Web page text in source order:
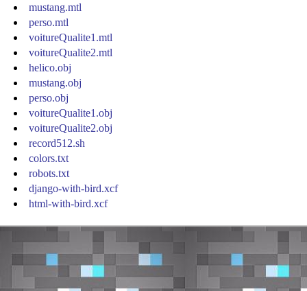
mustang.mtl
perso.mtl
voitureQualite1.mtl
voitureQualite2.mtl
helico.obj
mustang.obj
perso.obj
voitureQualite1.obj
voitureQualite2.obj
record512.sh
colors.txt
robots.txt
django-with-bird.xcf
html-with-bird.xcf